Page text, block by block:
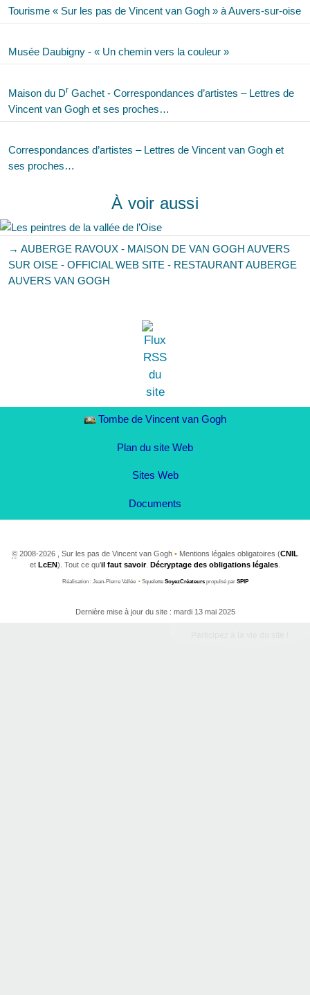
Tourisme « Sur les pas de Vincent van Gogh » à Auvers-sur-oise
Musée Daubigny - « Un chemin vers la couleur »
Maison du Dr Gachet - Correspondances d’artistes – Lettres de
Vincent van Gogh et ses proches…
Correspondances d’artistes – Lettres de Vincent van Gogh et
ses proches…
À voir aussi
→ AUBERGE RAVOUX - MAISON DE VAN GOGH AUVERS
SUR OISE - OFFICIAL WEB SITE - RESTAURANT AUBERGE
AUVERS VAN GOGH
Tombe de Vincent van Gogh
Plan du site Web
Sites Web
Documents
© 2008-2026 , Sur les pas de Vincent van Gogh • Mentions légales obligatoires (CNIL
et LcEN). Tout ce qu’il faut savoir. Décryptage des obligations légales
Réalisation : Jean-Pierre Vallée •Squelette SoyezCréateurspropulsé par SPIP
Dernière mise à jour du site : mardi 13 mai 2025